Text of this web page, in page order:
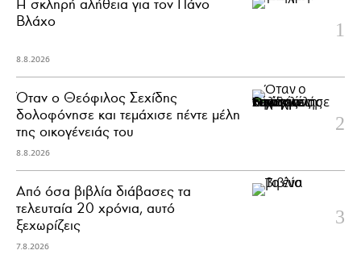
H σκληρή αλήθεια για τον Πάνο
Βλάχο
8.8.2026
Όταν ο Θεόφιλος Σεχίδης
δολοφόνησε και τεμάχισε πέντε μέλη
της οικογένειάς του
8.8.2026
Από όσα βιβλία διάβασες τα
τελευταία 20 χρόνια, αυτό
ξεχωρίζεις
7.8.2026